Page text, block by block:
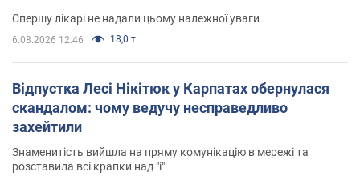
Спершу лікарі не надали цьому належної уваги
6.08.2026 12:46 18,0 т.
Відпустка Лесі Нікітюк у Карпатах обернулася
скандалом: чому ведучу несправедливо
захейтили
Знаменитість вийшла на пряму комунікацію в мережі та
розставила всі крапки над "і"